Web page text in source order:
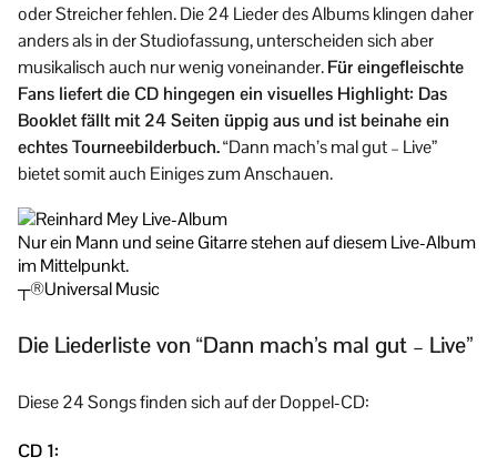
oder Streicher fehlen. Die 24 Lieder des Albums klingen daher
anders als in der Studiofassung, unterscheiden sich aber
musikalisch auch nur wenig voneinander.Für eingefleischte
Fans liefert die CD hingegen ein visuelles Highlight: Das
Booklet fällt mit 24 Seiten üppig aus und ist beinahe ein
echtes Tourneebilderbuch.“Dann mach’s mal gut – Live”
bietet somit auch Einiges zum Anschauen.
Nur ein Mann und seine Gitarre stehen auf diesem Live-Album
im Mittelpunkt.
┬®Universal Music
Die Liederliste von “Dann mach’s mal gut – Live”
Diese 24 Songs finden sich auf der Doppel-CD:
CD 1: